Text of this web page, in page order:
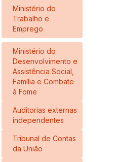
Ministério do
Trabalho e
Emprego
Ministério do
Desenvolvimento e
Assistência Social,
Família e Combate
à Fome
Auditorias externas
independentes
Tribunal de Contas
da União